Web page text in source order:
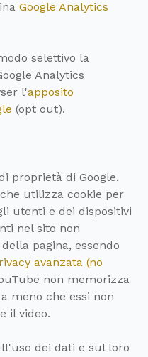
Google Analytics
selettivo la
Analytics
l'apposito
(opt out).
proprietà di Google,
utilizza cookie per
utenti e dei dispositivi
nel sito non
pagina, essendo
avanzata (no
non memorizza
meno che essi non
il video.
dei dati e sul loro